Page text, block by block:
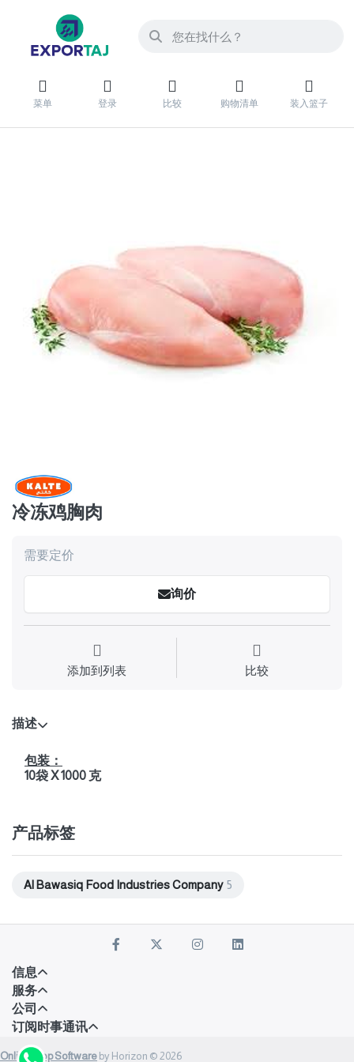
菜单 登录 比较 购物清单 装入篮子
冷冻鸡胸肉
需要定价
询价
添加到列表 比较
描述
包装：
10袋 X 1000 克
产品标签
Al Bawasiq Food Industries Company 5
信息
服务
公司
订阅时事通讯
Onlineshop Software by Horizon © 2026